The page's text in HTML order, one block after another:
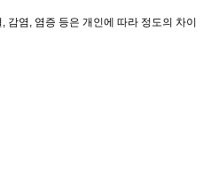
염, 염증 등은 개인에 따라 정도의 차이